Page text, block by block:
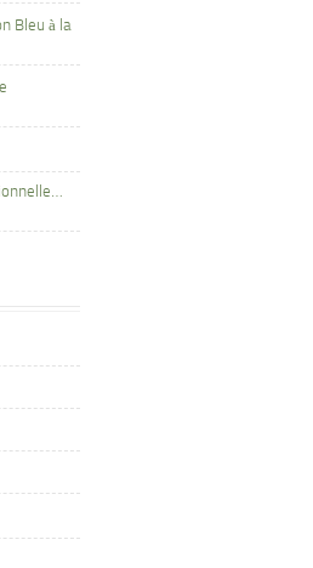
Bleu à la